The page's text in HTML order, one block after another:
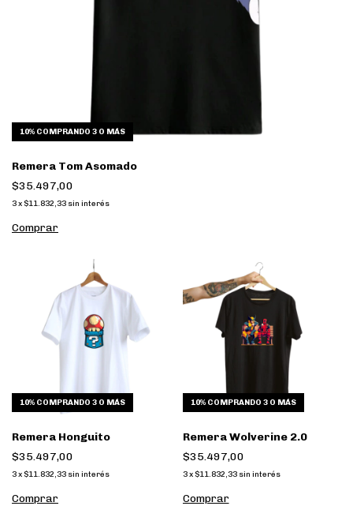
10% COMPRANDO 3 O MÁS
Remera Tom Asomado
$35.497,00
3x $11.832,33 sin interés
Comprar
10% COMPRANDO 3 O MÁS
Remera Honguito
$35.497,00
3x $11.832,33 sin interés
Comprar
10% COMPRANDO 3 O MÁS
Remera Wolverine 2.0
$35.497,00
3 x $11.832,33 sin interés
Comprar